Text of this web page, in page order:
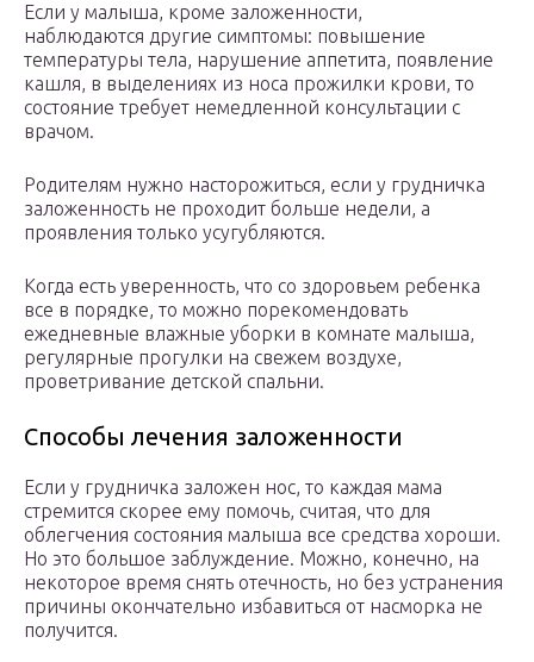
Если у малыша, кроме заложенности,
наблюдаются другие симптомы: повышение
температуры тела, нарушение аппетита, появление
кашля, в выделениях из носа прожилки крови, то
состояние требует немедленной консультации с
врачом.
Родителям нужно насторожиться, если у грудничка
заложенность не проходит больше недели, а
проявления только усугубляются.
Когда есть уверенность, что со здоровьем ребенка
все в порядке, то можно порекомендовать
ежедневные влажные уборки в комнате малыша,
регулярные прогулки на свежем воздухе,
проветривание детской спальни.
Способы лечения заложенности
Если у грудничка заложен нос, то каждая мама
стремится скорее ему помочь, считая, что для
облегчения состояния малыша все средства хороши.
Но это большое заблуждение. Можно, конечно, на
некоторое время снять отечность, но без устранения
причины окончательно избавиться от насморка не
получится.